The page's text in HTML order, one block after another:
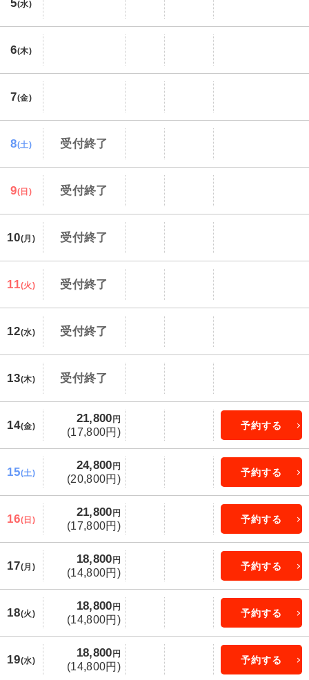
5(水)
6(木)
7(金)
8(土) 受付終了
9(日) 受付終了
10(月) 受付終了
11(火) 受付終了
12(水) 受付終了
13(木) 受付終了
14(金)
21,800 円
(17,800円)
予約する
15(土)
24,800 円
(20,800円)
予約する
16(日)
21,800 円
(17,800円)
予約する
17(月)
18,800 円
(14,800円)
予約する
18(火)
18,800 円
(14,800円)
予約する
19(水)
18,800 円
(14,800円)
予約する